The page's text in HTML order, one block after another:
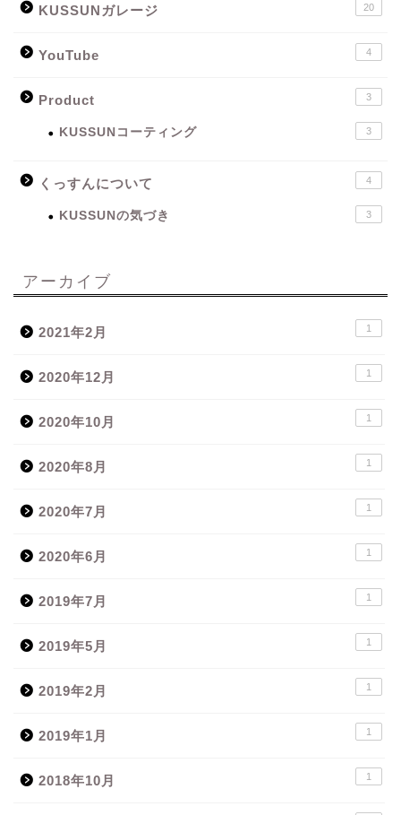
KUSSUNガレージ 20
YouTube 4
Product 3
KUSSUNコーティング 3
くっすんについて 4
KUSSUNの気づき 3
アーカイブ
2021年2月 1
2020年12月 1
2020年10月 1
2020年8月 1
2020年7月 1
2020年6月 1
2019年7月 1
2019年5月 1
2019年2月 1
2019年1月 1
2018年10月 1